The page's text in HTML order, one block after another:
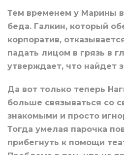
Тем временем у Марины
беда. Галкин, который
корпоратив,
падать лицом в грязь в
утверждает, что найдет
Да вот только теперь
больше связываться со
знакомыми и просто
Тогда умелая парочка
прибегнуть к помощи